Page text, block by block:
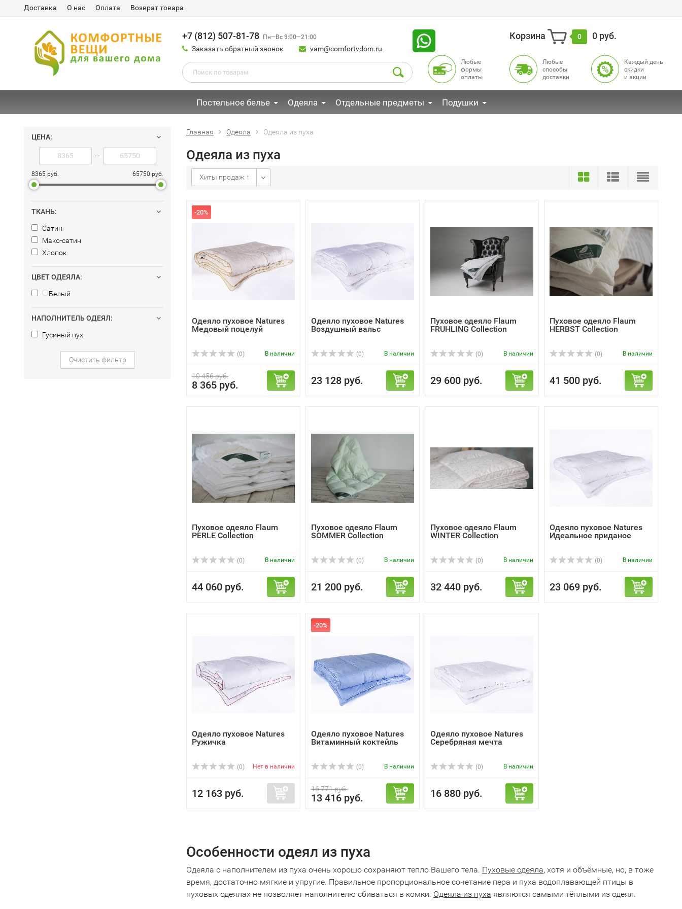
Доставка О нас Оплата Возврат товара
+7 (812) 507-81-78 Пн—Вс 9:00—21:00
Заказать обратный звонок vam@comfortvdom.ru
Корзина 0 0 руб.
Любые
формы
оплаты
Любые
способы
доставки
Каждый день
cкидки
и акции
Постельное белье Одеяла Отдельные предметы Подушки
ЦЕНА:
—
8365 руб. 65750 руб.
ТКАНЬ:
Сатин
Мако-сатин
Хлопок
ЦВЕТ ОДЕЯЛА:
Белый
НАПОЛНИТЕЛЬ ОДЕЯЛ:
Гусиный пух
Очистить фильтр
Главная Одеяла Одеяла из пуха
Одеяла из пуха
Хиты продаж ↑
-20%
Одеяло пуховое Natures
Медовый поцелуй
(0) В наличии
10 456 руб.
8 365 руб.
Одеяло пуховое Natures
Воздушный вальс
(0) В наличии
23 128 руб.
Пуховое одеяло Flaum
FRUHLING Collection
(0) В наличии
29 600 руб.
Пуховое одеяло Flaum
HERBST Collection
(0) В наличии
41 500 руб.
Пуховое одеяло Flaum
PERLE Collection
(0) В наличии
44 060 руб.
Пуховое одеяло Flaum
SOMMER Collection
(0) В наличии
21 200 руб.
Пуховое одеяло Flaum
WINTER Collection
(0) В наличии
32 440 руб.
Одеяло пуховое Natures
Идеальное приданое
(0) В наличии
23 069 руб.
Одеяло пуховое Natures
Ружичка
(0) Нет в наличии
12 163 руб.
-20%
Одеяло пуховое Natures
Витаминный коктейль
(0) В наличии
16 771 руб.
13 416 руб.
Одеяло пуховое Natures
Серебряная мечта
(0) В наличии
16 880 руб.
Особенности одеял из пуха
Одеяла с наполнителем из пуха очень хорошо сохраняют тепло Вашего тела. Пуховые одеяла, хотя и объёмные, но, в тоже
время, достаточно мягкие и упругие. Правильное пропорциональное сочетание пера и пуха водоплавающей птицы в
пуховых одеялах не позволяет наполнителю сбиваться в комки. Одеяла из пуха являются самыми тёплыми из одеял.